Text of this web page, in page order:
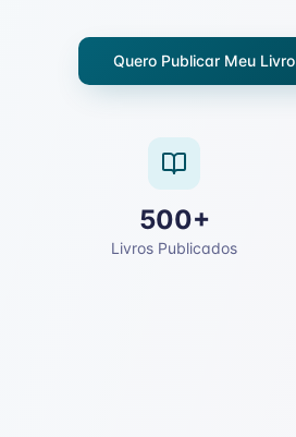
Quero Publicar Meu Livro
500+
Livros Publicados